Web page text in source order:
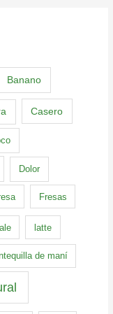
Banano
Casero
Dolor
Fresas
latte
de maní